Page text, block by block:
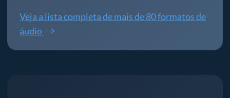
Veja a lista completa de mais de 80 formatos de
áudio